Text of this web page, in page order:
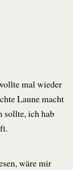
mal wieder
Laune macht
sollte, ich hab
wäre mir